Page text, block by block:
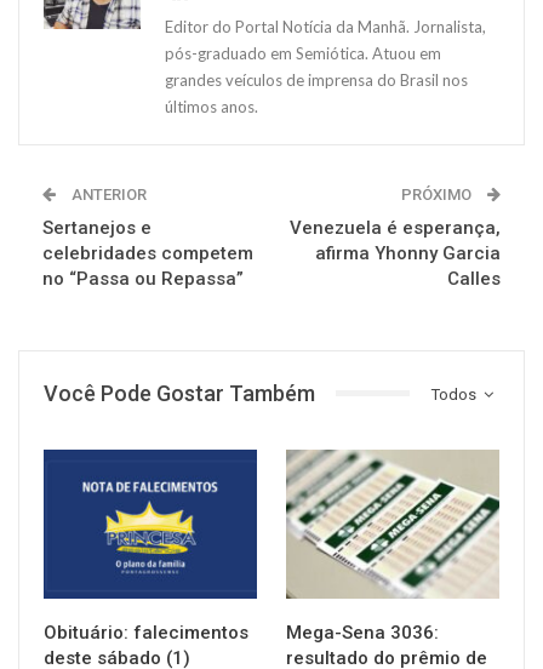
Editor do Portal Notícia da Manhã. Jornalista,
pós-graduado em Semiótica. Atuou em
grandes veículos de imprensa do Brasil nos
últimos anos.
ANTERIOR
Sertanejos e
celebridades competem
no “Passa ou Repassa”
PRÓXIMO
Venezuela é esperança,
afirma Yhonny Garcia
Calles
Todos
Você Pode Gostar Também
Obituário: falecimentos
deste sábado (1)
NOTÍCIAS
Mega-Sena 3036:
resultado do prêmio de